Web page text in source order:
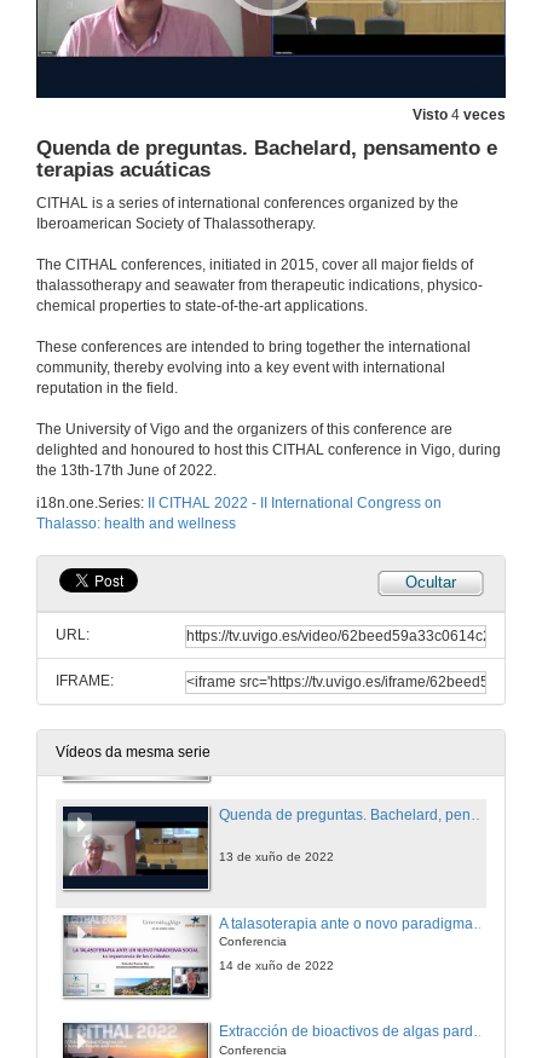
Visto 4 veces
Quenda de preguntas. Bachelard, pensamento e
terapias acuáticas
CITHAL is a series of international conferences organized by the
Iberoamerican Society of Thalassotherapy.
The CITHAL conferences, initiated in 2015, cover all major fields of
thalassotherapy and seawater from therapeutic indications, physico-
chemical properties to state-of-the-art applications.
These conferences are intended to bring together the international
community, thereby evolving into a key event with international
reputation in the field.
The University of Vigo and the organizers of this conference are
delighted and honoured to host this CITHAL conference in Vigo, during
the 13th-17th June of 2022.
i18n.one.Series:
II CITHAL 2022 - II International Congress on
Thalasso: health and wellness
Ocultar
URL:
IFRAME:
Vídeos da mesma serie
Talasoterapia: beneficios para a saúde da auga do mar, o clima e o medio mariño
13 de xuño de 2022
13 de xuño de 2022
Estudo recente dos beneficios dos tratamentos con auga de mar, lodos e algas
Conferencia
13 de xuño de 2022
13 de xuño de 2022
Conference
13 de xuño de 2022
Thalassotherapy in Italy M.D.
Conference
13 de xuño de 2022
Bachelard, pensamento e terapias acuáticas
Quenda de preguntas. Bachelard, pensamento e terapias acuáticas
13 de xuño de 2022
Conferencia
14 de xuño de 2022
Extracción de bioactivos de algas pardas con aplicacións en cosmética e cosmecéutica
Conferencia